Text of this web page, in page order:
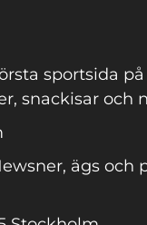
sportsida på
snackisar och
ägs och